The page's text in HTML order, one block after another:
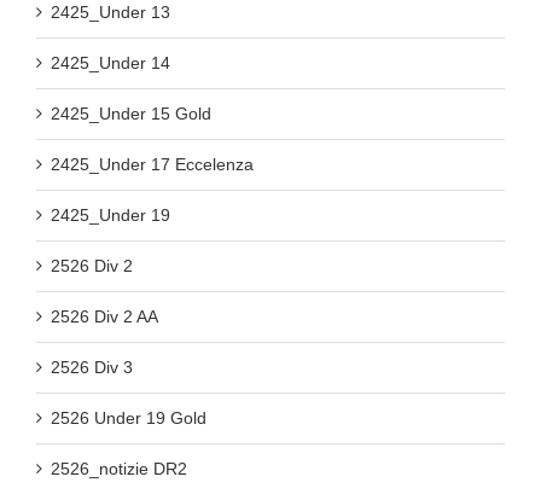
2425_Under 13
2425_Under 14
2425_Under 15 Gold
2425_Under 17 Eccelenza
2425_Under 19
2526 Div 2
2526 Div 2 AA
2526 Div 3
2526 Under 19 Gold
2526_notizie DR2